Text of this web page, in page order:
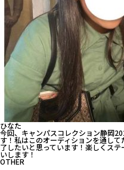
ひなた
今回、キャンパスコレクション静岡
す！私はこのオーディションを通し
了したいと思っています！楽しくス
いします！
OTHER